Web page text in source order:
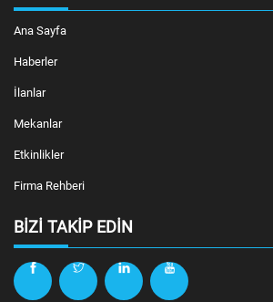
Ana Sayfa
Haberler
İlanlar
Mekanlar
Etkinlikler
Firma Rehberi
BIZI TAKIP EDIN